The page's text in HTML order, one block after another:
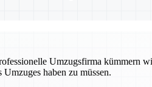
Umzugsfirma kümmern
haben zu müssen.